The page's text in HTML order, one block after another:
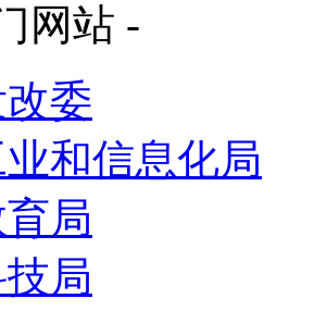
网站 -
委
和信息化局
局
局